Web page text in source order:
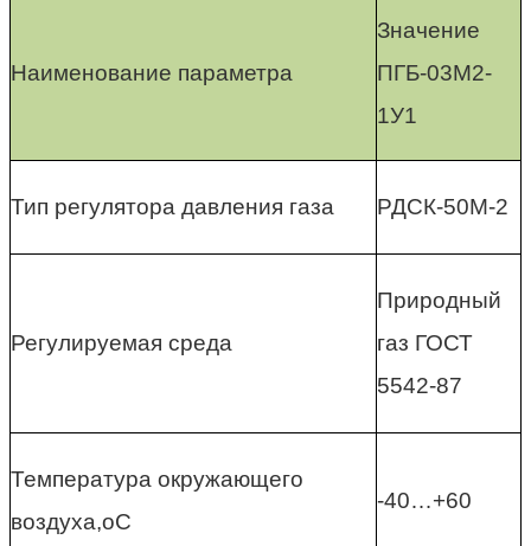
Наименование параметра
Значение
ПГБ-03М2-
1У1
Тип регулятора давления газа РДСК-50М-2
Регулируемая среда
Природный
газ ГОСТ
5542-87
Температура окружающего
воздуха,оС
-40…+60